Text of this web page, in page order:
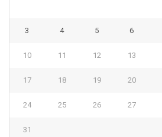
3 4 5 6
10 11 12 13
17 18 19 20
24 25 26 27
31